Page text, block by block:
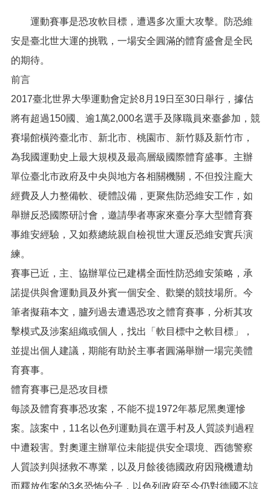
公
開
檔
應
用
回
首
頁
網
導
覽
市
政
信
箱
常
見
題
桃
園
入
口
站
網
運動賽事是恐攻軟目標，遭遇多次重大攻擊。防恐維
安是臺北世大運的挑戰，一場安全圓滿的體育盛會是全民
的期待。
前言
2017臺北世界大學運動會定於8月19日至30日舉行，據估
將有超過150國、逾1萬2,000名選手及隊職員來臺參加，競
賽場館橫跨臺北市、新北市、桃園市、新竹縣及新竹市，
為我國運動史上最大規模及最高層級國際體育盛事。主辦
單位臺北市政府及中央與地方各相關機關，不但投注龐大
經費及人力整備軟、硬體設備，更聚焦防恐維安工作，如
舉辦反恐國際研討會，邀請學者專家來臺分享大型體育賽
事維安經驗，又如蔡總統親自檢視世大運反恐維安實兵演
練。
賽事已近，主、協辦單位已建構全面性防恐維安策略，承
諾提供與會運動員及外賓一個安全、歡樂的競技場所。今
筆者擬藉本文，臚列過去遭遇恐攻之體育賽事，分析其攻
擊模式及涉案組織或個人，找出「軟目標中之軟目標」，
並提出個人建議，期能有助於主事者圓滿舉辦一場完美體
育賽事。
體育賽事已是恐攻目標
每談及體育賽事恐攻案，不能不提1972年慕尼黑奧運慘
案。該案中，11名以色列運動員在選手村及人質談判過程
中遭殺害。對奧運主辦單位未能提供安全環境、西德警察
人質談判與拯救不專業，以及月餘後德國政府因飛機遭劫
而釋放作案的3名恐怖分子，以色列政府至今仍對德國不諒